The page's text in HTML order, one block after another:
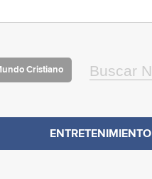
Cristiano
ENTRETENIMIENTO